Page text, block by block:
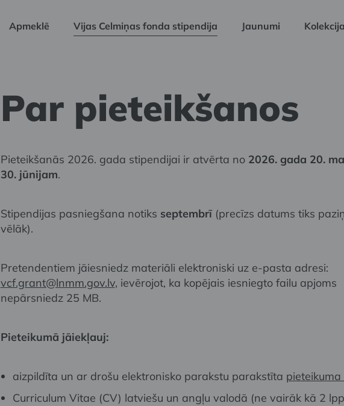
Apmeklē Vijas Celmiņas fonda stipendija Jaunumi
Par pieteikšanos
Pieteikšanās 2026. gada stipendijai ir atvērta no 2026. gada 20.
30. jūnijam.
Stipendijas pasniegšana notiks septembrī(precīzs datums tiks
vēlāk).
Pretendentiem jāiesniedz materiāli elektroniski uz e-pasta adresi:
vcf.grant@lnmm.gov.lv, ievērojot, ka kopējais iesniegto failu apjoms
nepārsniedz 25 MB.
Pieteikumā jāiekļauj:
aizpildīta un ar drošu elektronisko parakstu parakstīta
Curriculum Vitae (CV) latviešu un angļu valodā (ne vairāk kā 2